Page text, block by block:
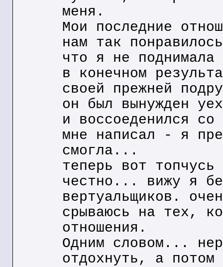
меня.
Мои последние
нам так
что я не
в конечном
своей прежней
он был вынужден
и воссоеденился
мне написал - я
смогла...
теперь вот
честно... вижу я
вертуальщиков.
срываюсь на тех,
отношения.
Одним словом...
отдохнуть, а потом